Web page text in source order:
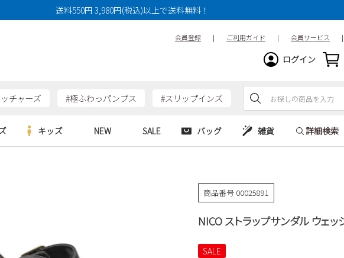
送料550円 3,980円(税込)以上で送料無料！
会員登録 | ご利用ガイド | 会員サービス |
ログイン
チャーズ #極ふわっパンプス #スリップインズ
ウェア
キッズ NEW SALE バッグ 雑貨 詳細検索
商品番号 00025891
NICO ストラップサンダル ウェ
SALE